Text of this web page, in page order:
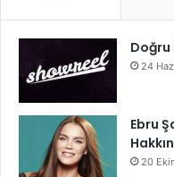
Doğru
24
Ebru
20